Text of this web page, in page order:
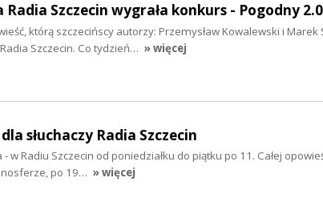
Radia Szczecin wygrała konkurs - Pogodny 2.0
którą szczecińscy autorzy: Przemysław Kowalewski i Marek
Szczecin. Co tydzień… » więcej
słuchaczy Radia Szczecin
w Radiu Szczecin od poniedziałku do piątku po 11. Całej
po 19… » więcej